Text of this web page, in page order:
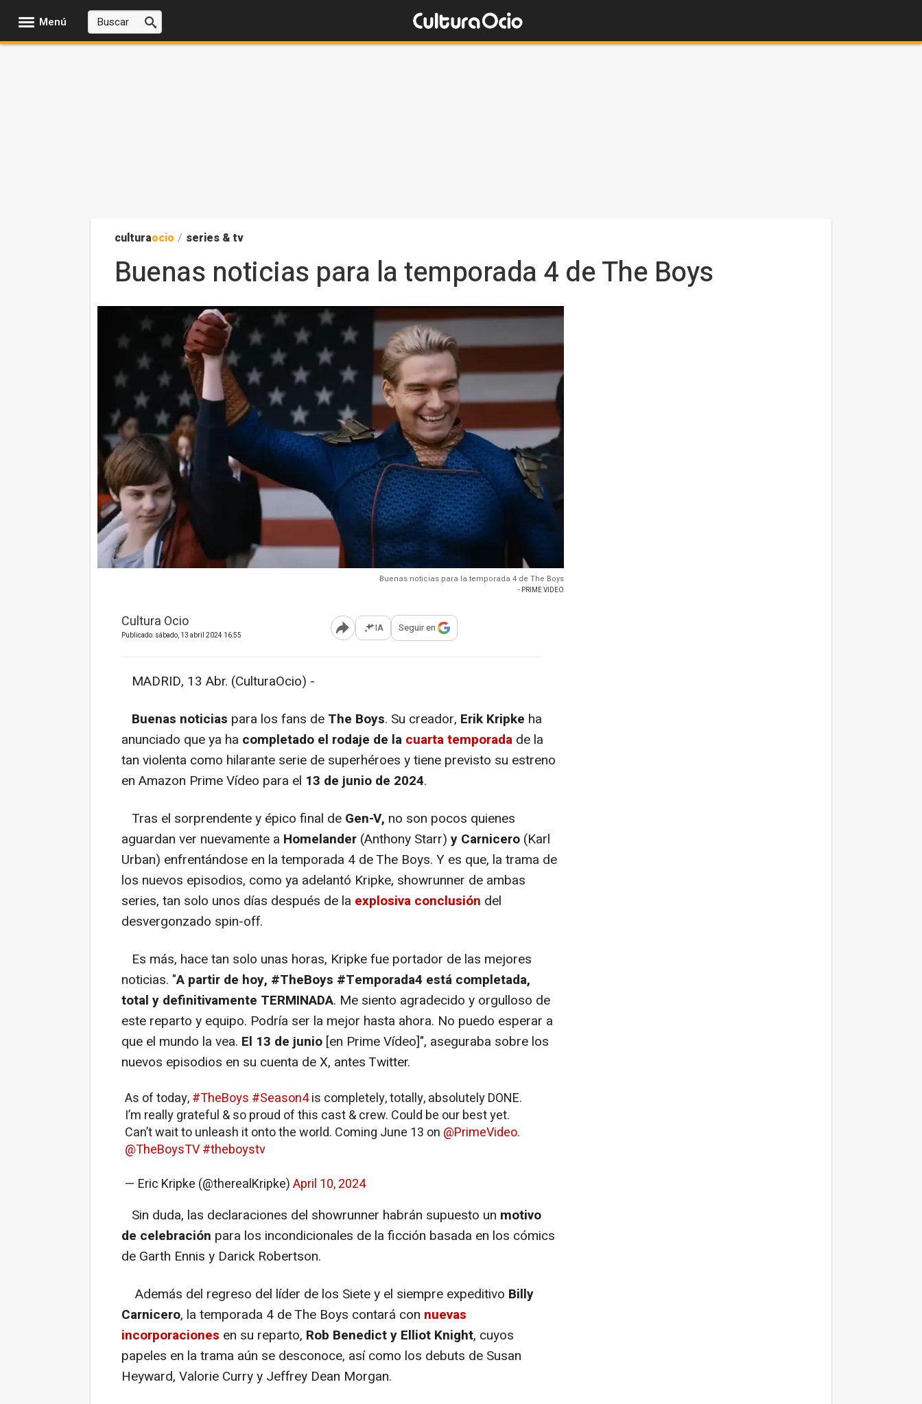
Menú
culturaocio / series & tv
Buenas noticias para la temporada 4 de The Boys
Buenas noticias para la temporada 4 de The Boys
- PRIME VIDEO
Cultura Ocio
Publicado: sábado, 13 abril 2024 16:55 Abrir opciones para compartir
IA Seguir en
MADRID, 13 Abr. (CulturaOcio) -
Buenas noticias para los fans de The Boys. Su creador, Erik Kripke ha
anunciado que ya ha completado el rodaje de la cuarta temporada de la
tan violenta como hilarante serie de superhéroes y tiene previsto su estreno
en Amazon Prime Vídeo para el 13 de junio de 2024.
Tras el sorprendente y épico final de Gen-V, no son pocos quienes
aguardan ver nuevamente a Homelander (Anthony Starr) y Carnicero (Karl
Urban) enfrentándose en la temporada 4 de The Boys. Y es que, la trama de
los nuevos episodios, como ya adelantó Kripke, showrunner de ambas
series, tan solo unos días después de la explosiva conclusión del
desvergonzado spin-off.
Es más, hace tan solo unas horas, Kripke fue portador de las mejores
noticias. "A partir de hoy, #TheBoys #Temporada4 está completada,
total y definitivamente TERMINADA. Me siento agradecido y orgulloso de
este reparto y equipo. Podría ser la mejor hasta ahora. No puedo esperar a
que el mundo la vea. El 13 de junio [en Prime Vídeo]", aseguraba sobre los
nuevos episodios en su cuenta de X, antes Twitter.
As of today,#TheBoys #Season4is completely, totally, absolutely DONE.
I’m really grateful & so proud of this cast & crew. Could be our best yet.
Can’t wait to unleash it onto the world. Coming June 13 on @PrimeVideo.
@TheBoysTV#theboystv
— Eric Kripke (@therealKripke)April 10, 2024
Sin duda, las declaraciones del showrunner habrán supuesto un motivo
de celebración para los incondicionales de la ficción basada en los cómics
de Garth Ennis y Darick Robertson.
Además del regreso del líder de los Siete y el siempre expeditivo Billy
Carnicero, la temporada 4 de The Boys contará con nuevas
incorporaciones en su reparto, Rob Benedict y Elliot Knight, cuyos
papeles en la trama aún se desconoce, así como los debuts de Susan
Heyward, Valorie Curry y Jeffrey Dean Morgan.